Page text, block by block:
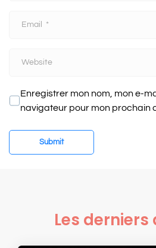
s
Enregistrer mon nom, mon e-
navigateur pour mon prochain
Submit
Les